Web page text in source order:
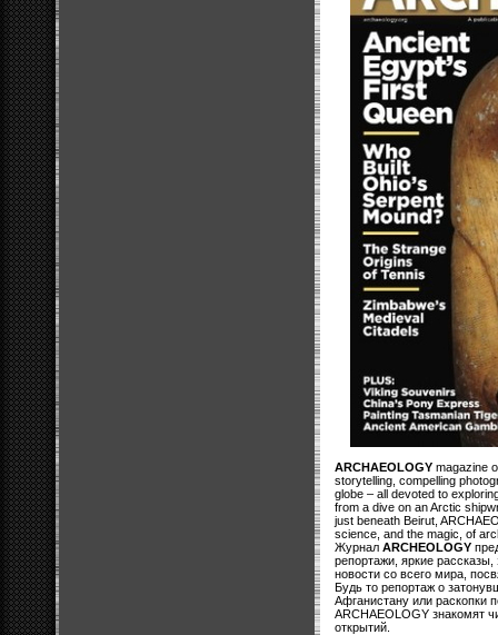
ARCHAEOLOGY magazine
storytelling, compelling
globe – all devoted to
from a dive on an Arctic
just beneath Beirut,
science, and the magic, of
Журнал ARCHEOLOGY
репортажи, яркие
новости со всего мира,
Будь то репортаж о
Афганистану или раскопки
ARCHAEOLOGY знакомят
открытий.